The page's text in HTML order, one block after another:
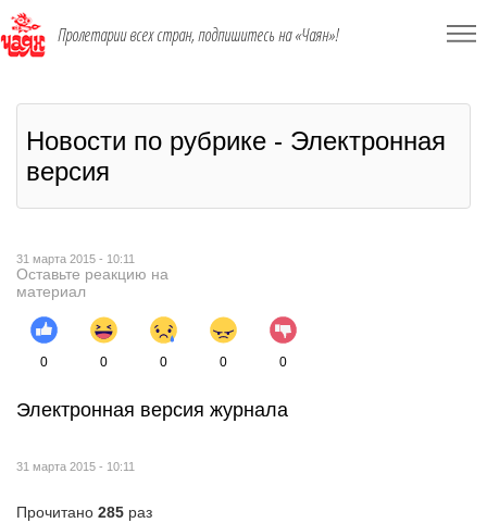
Пролетарии всех стран, подпишитесь на «Чаян»!
Новости по рубрике - Электронная
версия
31 марта 2015 - 10:11
Оставьте реакцию на
материал
0 0 0 0 0
Электронная версия журнала
31 марта 2015 - 10:11
Прочитано 285 раз